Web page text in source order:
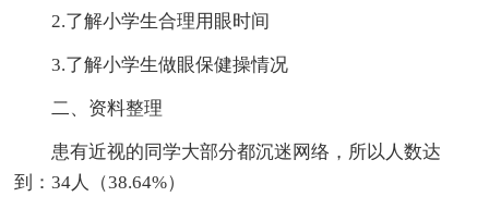
2.了解小学生合理用眼时间
3.了解小学生做眼保健操情况
二、资料整理
患有近视的同学大部分都沉迷网络，所以人数达
到：34人（38.64%）